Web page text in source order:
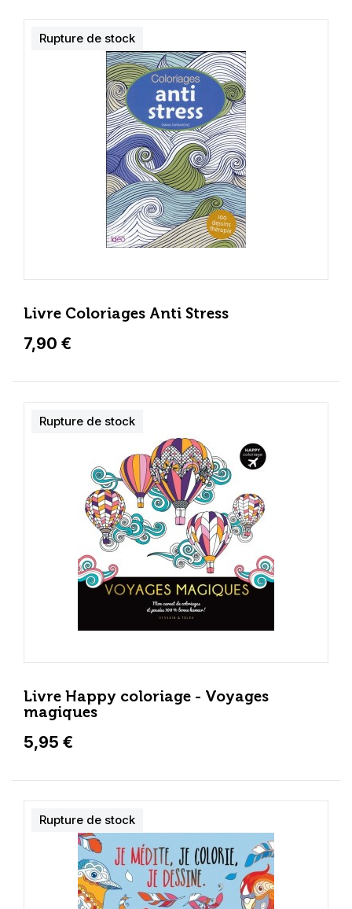
Livre Coloriages Anti Stress
7,90 €
Rupture de stock
Livre Happy coloriage - Voyages
magiques
5,95 €
Rupture de stock
Rupture de stock